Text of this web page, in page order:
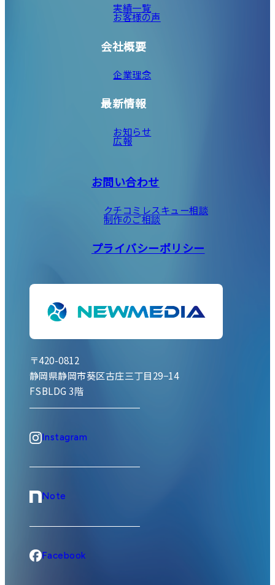
〒420-0812
静岡県静岡市葵区古庄三丁目29−14
FSBLDG 3階
Instagram
Note
Facebook
実績一覧
お客様の声
会社概要
企業理念
最新情報
お知らせ
広報
お問い合わせ
クチコミレスキュー相談
制作のご相談
プライバシーポリシー